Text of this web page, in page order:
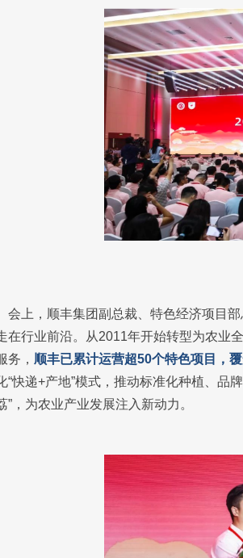
会上，顺丰集团副总裁、特色经济项目
在行业前沿。从2011年开始转型为农业
务， 顺丰已累计运营超50个特色项目，
“快递+产地”模式，推动标准化种植、品
”，为农业产业发展注入新动力。